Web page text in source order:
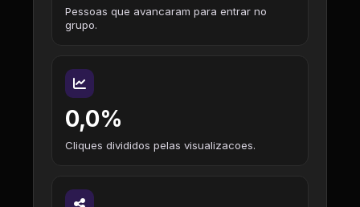
Pessoas que avancaram para entrar no
grupo.
0,0%
Cliques divididos pelas visualizacoes.